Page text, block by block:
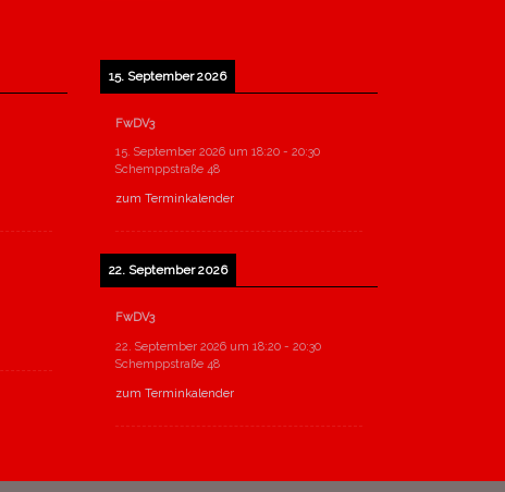
15. September 2026
FwDV3
15. September 2026 um 18:20 - 20:30
Schemppstraße 48
zum Terminkalender
22. September 2026
FwDV3
22. September 2026 um 18:20 - 20:30
Schemppstraße 48
zum Terminkalender